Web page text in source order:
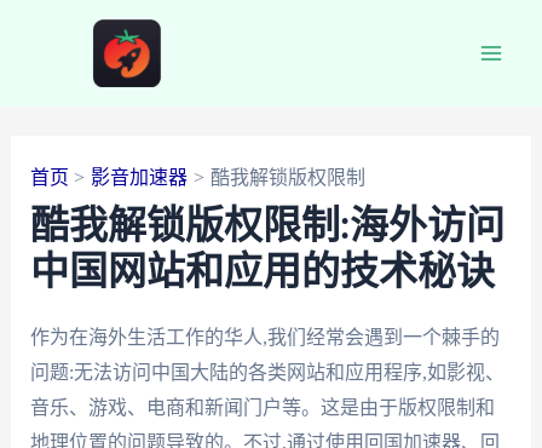
首页 影音加速器 酷我解锁版权限制
酷我解锁版权限制:海外访问
中国网站和应用的技术秘诀
作为在海外生活工作的华人,我们经常会遇到一个棘手的
问题:无法访问中国大陆的各类网站和应用程序,如影视、
音乐、游戏、电商和新闻门户等。这是由于版权限制和
地理位置的问题导致的。不过,通过使用回国加速器、回